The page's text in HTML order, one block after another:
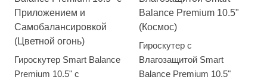
Гироскутер Smart Balance
Premium 10.5" с
Гироскутер с
Влагозащитой Smart
Balance Premium 10.5"